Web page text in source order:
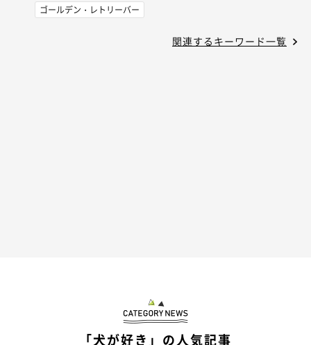
ゴールデン・レトリーバー
関連するキーワード一覧
「犬が好き」の人気記事